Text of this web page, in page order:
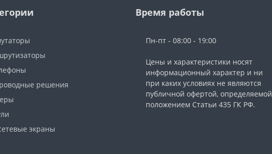
решения
экраны
Время работы
Пн-пт - 08:00 - 19:00
Цены и характеристики носят
информационный характер и ни
при каких условиях не являются
публичной офертой, определяемой
положением Статьи 435 ГК РФ.